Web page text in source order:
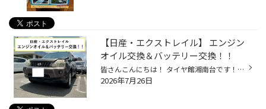
【日産・エクストレイル】 エンジン
オイル交換＆バッテリー交換！！
皆さんこんにちは！ タイヤ館湘南台です！！ 本日のご紹介作業 【日産・エクストレイル】の タイヤ交換を紹介します！！ まずは、エンジンオイルの交換から！ 今回は、エンジンオイルの交換のみでしたので 「オイルの上抜き機」を使用します！！ 真っ黒になった古いエンジンオイルを抜き終ったら 新...
2026年7月26日